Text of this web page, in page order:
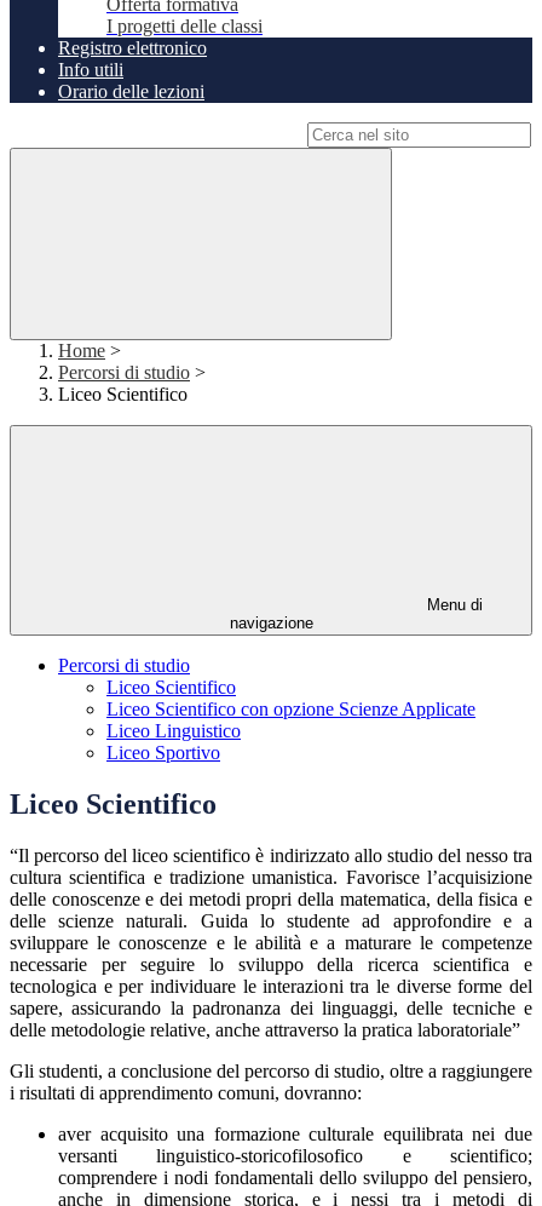
Offerta formativa
I progetti delle classi
Registro elettronico
Info utili
Orario delle lezioni
Home >
Percorsi di studio >
Liceo Scientifico
Menu di
navigazione
Percorsi di studio
Liceo Scientifico
Liceo Scientifico con opzione Scienze Applicate
Liceo Linguistico
Liceo Sportivo
Liceo Scientifico
“Il percorso del liceo scientifico è indirizzato allo studio del nesso tra
cultura scientifica e tradizione umanistica. Favorisce l’acquisizione
delle conoscenze e dei metodi propri della matematica, della fisica e
delle scienze naturali. Guida lo studente ad approfondire e a
sviluppare le conoscenze e le abilità e a maturare le competenze
necessarie per seguire lo sviluppo della ricerca scientifica e
tecnologica e per individuare le interazioni tra le diverse forme del
sapere, assicurando la padronanza dei linguaggi, delle tecniche e
delle metodologie relative, anche attraverso la pratica laboratoriale”
Gli studenti, a conclusione del percorso di studio, oltre a raggiungere
i risultati di apprendimento comuni, dovranno:
aver acquisito una formazione culturale equilibrata nei due
versanti linguistico-storicofilosofico e scientifico;
comprendere i nodi fondamentali dello sviluppo del pensiero,
anche in dimensione storica, e i nessi tra i metodi di